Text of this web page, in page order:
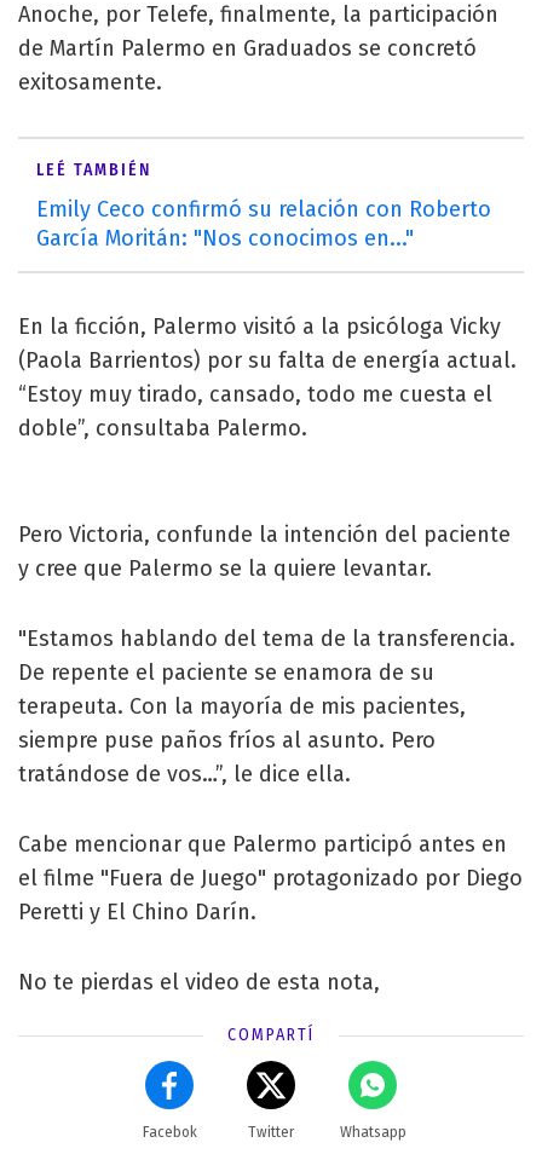
Anoche, por Telefe, finalmente, la participación
de Martín Palermo en Graduados se concretó
exitosamente.
LEÉ TAMBIÉN
Emily Ceco confirmó su relación con Roberto
García Moritán: "Nos conocimos en..."
En la ficción, Palermo visitó a la psicóloga Vicky
(Paola Barrientos) por su falta de energía actual.
“Estoy muy tirado, cansado, todo me cuesta el
doble”, consultaba Palermo.
Pero Victoria, confunde la intención del paciente
y cree que Palermo se la quiere levantar.
"Estamos hablando del tema de la transferencia.
De repente el paciente se enamora de su
terapeuta. Con la mayoría de mis pacientes,
siempre puse paños fríos al asunto. Pero
tratándose de vos…”, le dice ella.
Cabe mencionar que Palermo participó antes en
el filme "Fuera de Juego" protagonizado por Diego
Peretti y El Chino Darín.
No te pierdas el video de esta nota,
COMPARTÍ
Facebok Twitter Whatsapp